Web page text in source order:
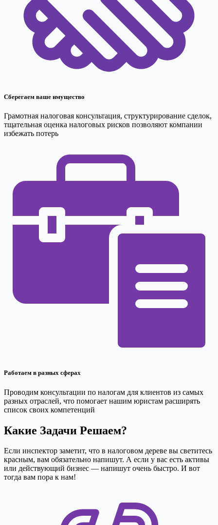
Сберегаем ваше имущество
Грамотная налоговая консультация, структурирование сделок,
тщательная оценка налоговых рисков позволяют компании
избежать потерь
Работаем в разных сферах
Проводим консультации по налогам для клиентов из самых
разных отраслей, что помогает нашим юристам расширять
список своих компетенций
Какие Задачи Решаем?
Если инспектор заметит, что в налоговом дереве вы светитесь
красным, вам обязательно напишут. А если у вас есть активы
или действующий бизнес — напишут очень быстро. И вот
тогда вам пора к нам!